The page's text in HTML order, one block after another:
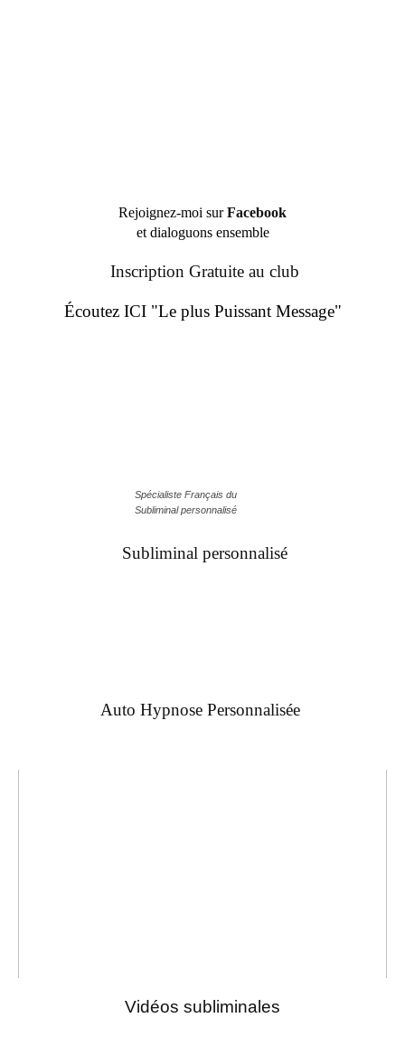
Rejoignez-moi surFacebook
et dialoguons ensemble
Inscription Gratuite au club
Écoutez ICI "Le plus Puissant Message"
Spécialiste Français du
Subliminal personnalisé
Subliminal personnalisé
Auto Hypnose Personnalisée
Vidéos subliminales